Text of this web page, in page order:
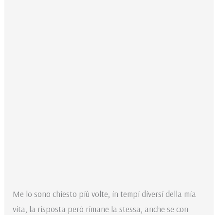
Me lo sono chiesto più volte, in tempi diversi della mia
vita, la risposta però rimane la stessa, anche se con